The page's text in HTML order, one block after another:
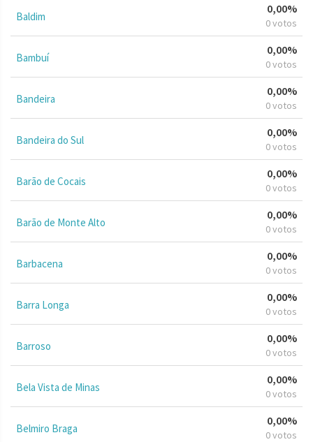
Baldim
0,00%
0 votos
Bambuí
0,00%
0 votos
Bandeira
0,00%
0 votos
Bandeira do Sul
0,00%
0 votos
Barão de Cocais
0,00%
0 votos
Barão de Monte Alto
0,00%
0 votos
Barbacena
0,00%
0 votos
Barra Longa
0,00%
0 votos
Barroso
0,00%
0 votos
Bela Vista de Minas
0,00%
0 votos
Belmiro Braga
0,00%
0 votos